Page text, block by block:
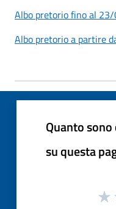
Albo pretorio fino al
Albo pretorio a partire
Quanto
su questa